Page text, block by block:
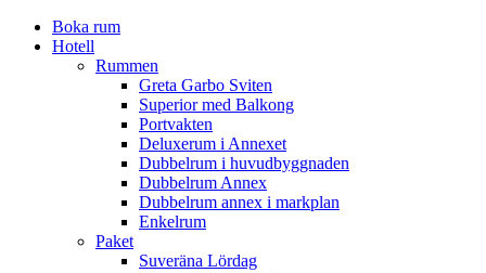
Boka rum
Hotell
Rummen
Greta Garbo Sviten
Superior med Balkong
Portvakten
Deluxerum i Annexet
Dubbelrum i huvudbyggnaden
Dubbelrum Annex
Dubbelrum annex i markplan
Enkelrum
Paket
Suveräna Lördag